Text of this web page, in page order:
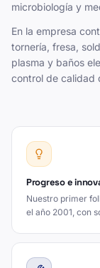
microbiología y
En la empresa
tornería, fresa,
plasma y baños
control de calidad
Progreso e
Nuestro primer
el año 2001, con